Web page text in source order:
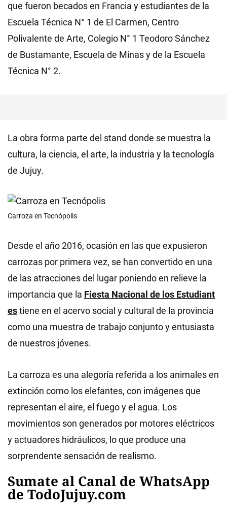
que fueron becados en Francia y estudiantes de la
Escuela Técnica N° 1 de El Carmen, Centro
Polivalente de Arte, Colegio N° 1 Teodoro Sánchez
de Bustamante, Escuela de Minas y de la Escuela
Técnica N° 2.
La obra forma parte del stand donde se muestra la
cultura, la ciencia, el arte, la industria y la tecnología
de Jujuy.
Carroza en Tecnópolis
Desde el año 2016, ocasión en las que expusieron
carrozas por primera vez, se han convertido en una
de las atracciones del lugar poniendo en relieve la
importancia que la Fiesta Nacional de los Estudiant
estiene en el acervo social y cultural de la provincia
como una muestra de trabajo conjunto y entusiasta
de nuestros jóvenes.
La carroza es una alegoría referida a los animales en
extinción como los elefantes, con imágenes que
representan el aire, el fuego y el agua. Los
movimientos son generados por motores eléctricos
y actuadores hidráulicos, lo que produce una
sorprendente sensación de realismo.
Sumate al Canal de WhatsApp
de TodoJujuy.com